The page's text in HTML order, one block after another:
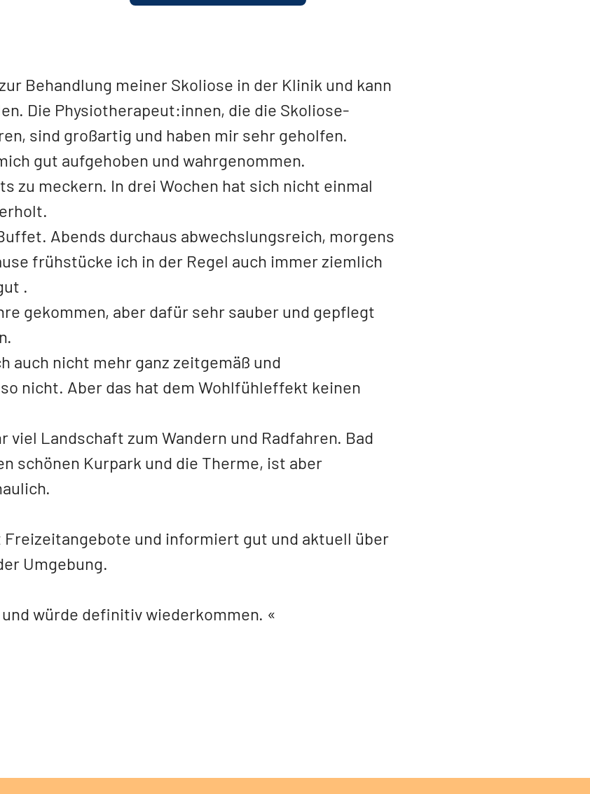
Behandlung meiner Skoliose in der Klinik und kann
Die Physiotherapeut:innen, die die Skoliose-
sind großartig und haben mir sehr geholfen.
gut aufgehoben und wahrgenommen.
zu meckern. In drei Wochen hat sich nicht einmal
Abends durchaus abwechslungsreich, morgens
frühstücke ich in der Regel auch immer ziemlich
.
gekommen, aber dafür sehr sauber und gepflegt
auch nicht mehr ganz zeitgemäß und
nicht. Aber das hat dem Wohlfühleffekt keinen
viel Landschaft zum Wandern und Radfahren. Bad
schönen Kurpark und die Therme, ist aber
und informiert gut und aktuell über
Umgebung.
würde definitiv wiederkommen.